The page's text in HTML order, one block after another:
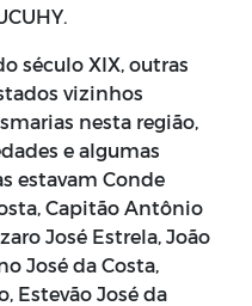
século XIX, outras
vizinhos
nesta região,
e algumas
estavam Conde
Capitão Antônio
José Estrela, João
José da Costa,
Estevão José da